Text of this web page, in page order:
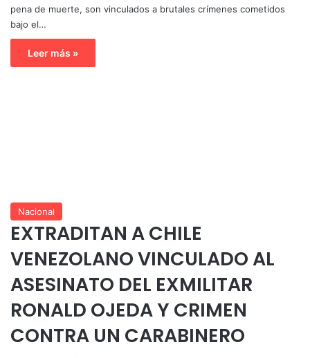
pena de muerte, son vinculados a brutales crímenes cometidos
bajo el…
Leer más »
Nacional
EXTRADITAN A CHILE
VENEZOLANO VINCULADO AL
ASESINATO DEL EXMILITAR
RONALD OJEDA Y CRIMEN
CONTRA UN CARABINERO